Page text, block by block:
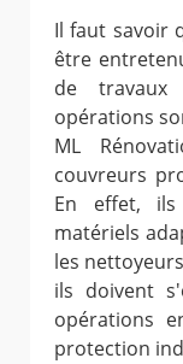
Il faut savoir
être
de travaux
opérations
ML
couvreurs
En effet,
matériels
les
ils doivent
opérations
protection